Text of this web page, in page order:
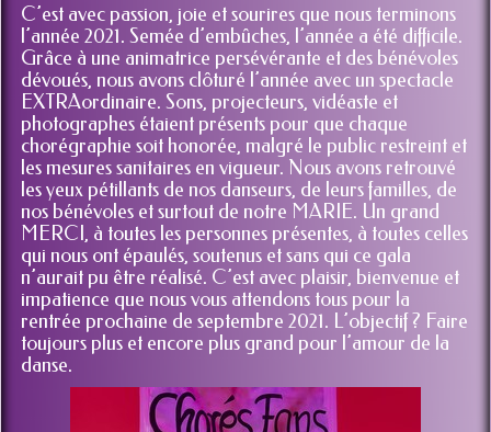
C’est avec passion, joie et sourires que nous terminons
l’année 2021. Semée d’embûches, l’année a été difficile.
Grâce à une animatrice persévérante et des bénévoles
dévoués, nous avons clôturé l’année avec un spectacle
EXTRAordinaire. Sons, projecteurs, vidéaste et
photographes étaient présents pour que chaque
chorégraphie soit honorée, malgré le public restreint et
les mesures sanitaires en vigueur. Nous avons retrouvé
les yeux pétillants de nos danseurs, de leurs familles, de
nos bénévoles et surtout de notre MARIE. Un grand
MERCI, à toutes les personnes présentes, à toutes celles
qui nous ont épaulés, soutenus et sans qui ce gala
n’aurait pu être réalisé. C’est avec plaisir, bienvenue et
impatience que nous vous attendons tous pour la
rentrée prochaine de septembre 2021. L’objectif ? Faire
toujours plus et encore plus grand pour l’amour de la
danse.